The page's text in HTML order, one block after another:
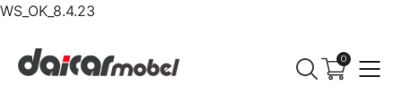
WS_OK_8.4.23
0